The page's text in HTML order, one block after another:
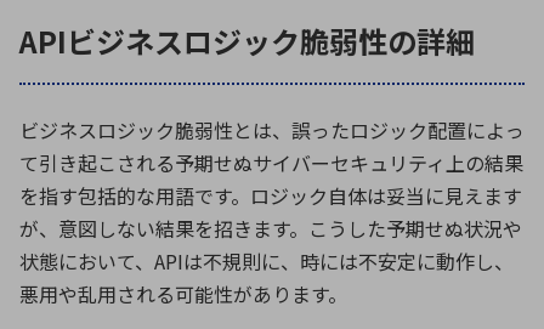
APIビジネスロジック脆弱性の詳細
ビジネスロジック脆弱性とは、誤ったロジック配置によっ
て引き起こされる予期せぬサイバーセキュリティ上の結果
を指す包括的な用語です。ロジック自体は妥当に見えます
が、意図しない結果を招きます。こうした予期せぬ状況や
状態において、 APIは不規則に、時には不安定に動作し、
悪用や乱用される可能性があります。